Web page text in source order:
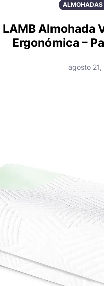
ALMOHADAS
LAMB Almohada
Ergonómica –
agosto